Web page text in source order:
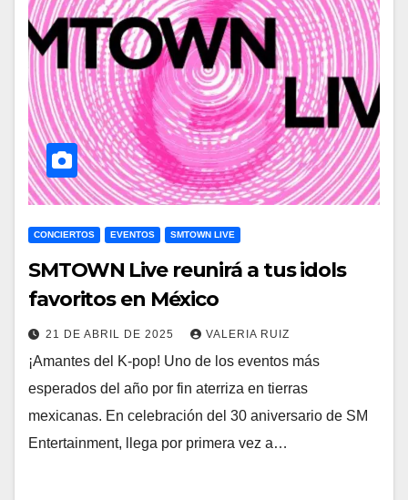
CONCIERTOS EVENTOS SMTOWN LIVE
SMTOWN Live reunirá a tus idols
favoritos en México
21 DE ABRIL DE 2025 VALERIA RUIZ
¡Amantes del K-pop! Uno de los eventos más
esperados del año por fin aterriza en tierras
mexicanas. En celebración del 30 aniversario de SM
Entertainment, llega por primera vez a…